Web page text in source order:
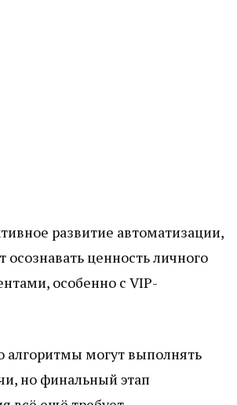
развитие автоматизации,
осознавать ценность личного
особенно с VIP-
могут выполнять
но финальный этап